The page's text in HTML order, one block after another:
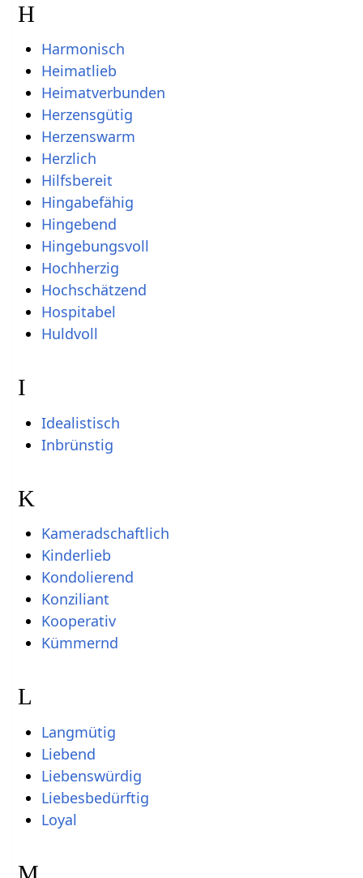
H
Harmonisch
Heimatlieb
Heimatverbunden
Herzensgütig
Herzenswarm
Herzlich
Hilfsbereit
Hingabefähig
Hingebend
Hingebungsvoll
Hochherzig
Hochschätzend
Hospitabel
Huldvoll
I
Idealistisch
Inbrünstig
K
Kameradschaftlich
Kinderlieb
Kondolierend
Konziliant
Kooperativ
Kümmernd
L
Langmütig
Liebend
Liebenswürdig
Liebesbedürftig
Loyal